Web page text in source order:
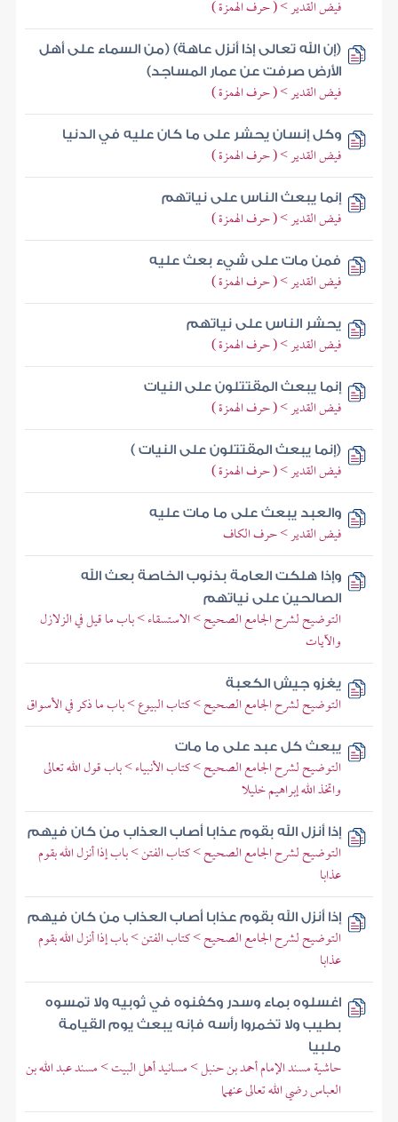
فيض القدير > ( حرف الهمزة )
(إن الله تعالى إذا أنزل عاهة) (من السماء على أهل
الأرض صرفت عن عمار المساجد)
فيض القدير > ( حرف الهمزة )
وكل إنسان يحشر على ما كان عليه في الدنيا
فيض القدير > ( حرف الهمزة )
إنما يبعث الناس على نياتهم
فيض القدير > ( حرف الهمزة )
فمن مات على شيء بعث عليه
فيض القدير > ( حرف الهمزة )
يحشر الناس على نياتهم
فيض القدير > ( حرف الهمزة )
إنما يبعث المقتتلون على النيات
فيض القدير > ( حرف الهمزة )
(إنما يبعث المقتتلون على النيات )
فيض القدير > ( حرف الهمزة )
والعبد يبعث على ما مات عليه
فيض القدير > حرف الكاف
وإذا هلكت العامة بذنوب الخاصة بعث الله
الصالحين على نياتهم
التوضيح لشرح الجامع الصحيح > الاستسقاء > باب ما قيل في الزلازل
والآيات
يغزو جيش الكعبة
التوضيح لشرح الجامع الصحيح > كتاب البيوع > باب ما ذكر في الأسواق
يبعث كل عبد على ما مات
التوضيح لشرح الجامع الصحيح > كتاب الأنبياء > باب قول الله تعالى
واتخذ الله إبراهيم خليلا
إذا أنزل الله بقوم عذابا أصاب العذاب من كان فيهم
التوضيح لشرح الجامع الصحيح > كتاب الفتن > باب إذا أنزل الله بقوم
عذابا
إذا أنزل الله بقوم عذابا أصاب العذاب من كان فيهم
التوضيح لشرح الجامع الصحيح > كتاب الفتن > باب إذا أنزل الله بقوم
عذابا
اغسلوه بماء وسدر وكفنوه في ثوبيه ولا تمسوه
بطيب ولا تخمروا رأسه فإنه يبعث يوم القيامة
ملبيا
حاشية مسند الإمام أحمد بن حنبل > مسانيد أهل البيت > مسند عبد الله بن
العباس رضي الله تعالى عنهما